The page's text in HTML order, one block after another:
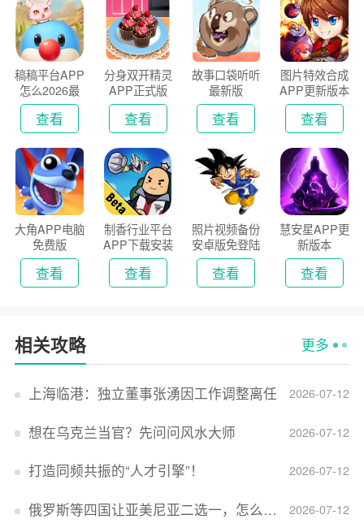
稿稿平台APP
怎么2026最
新版
查看
分身双开精灵
APP正式版
查看
故事口袋听听
最新版
查看
图片特效合成
APP更新版本
2026
查看
大角APP电脑
免费版
查看
制香行业平台
APP下载安装
2026
查看
照片视频备份
安卓版免登陆
版
查看
慧安星APP更
新版本
查看
相关攻略 更多
2026-07-12
上海临港：独立董事张湧因工作调整离任
2026-07-12
想在乌克兰当官？先问问风水大师
2026-07-12
打造同频共振的“人才引擎”！
2026-07-12
俄罗斯等四国让亚美尼亚二选一，怎么回事？